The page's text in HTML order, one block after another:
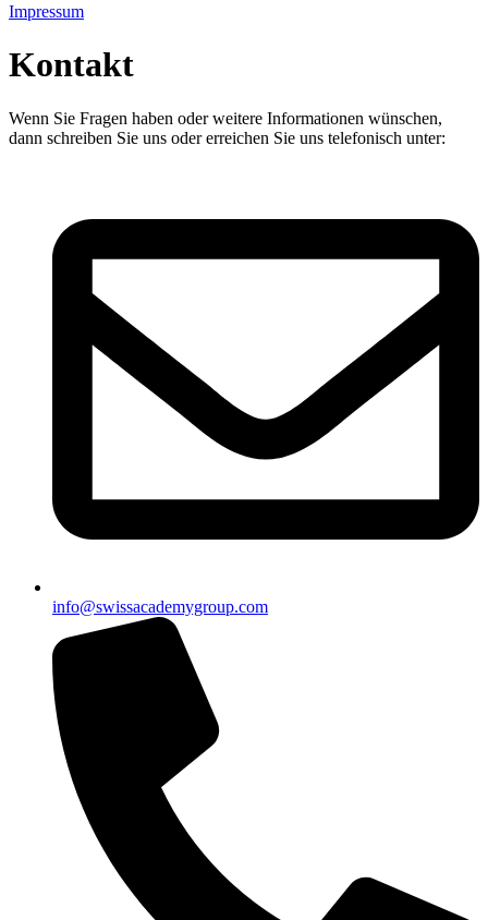
Impressum
Kontakt
Wenn Sie Fragen haben oder weitere Informationen wünschen,
dann schreiben Sie uns oder erreichen Sie uns telefonisch unter:
info@swissacademygroup.com